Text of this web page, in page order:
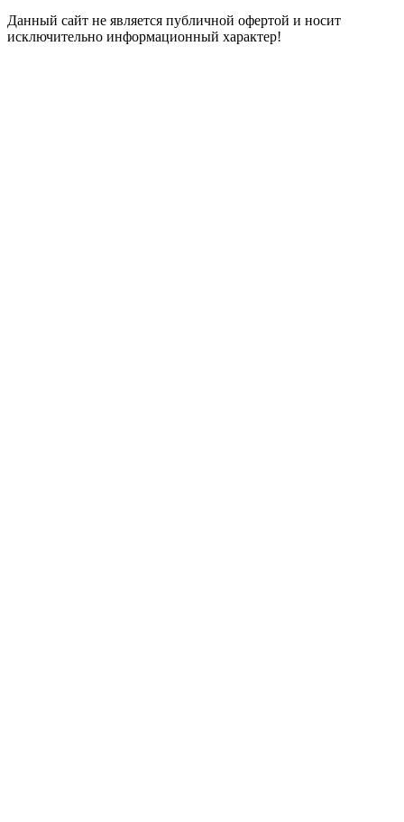
Данный сайт не является публичной офертой и носит
исключительно информационный характер!